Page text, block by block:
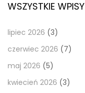
WSZYSTKIE WPISY
lipiec 2026 (3)
czerwiec 2026 (7)
maj 2026 (5)
kwiecień 2026 (3)